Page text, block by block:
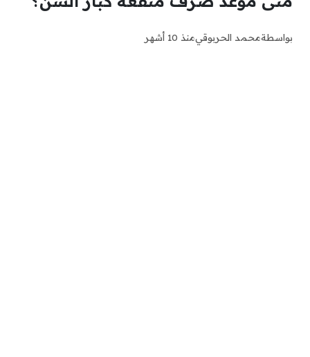
بواسطةمحمد الحربوقيمنذ 10 أشهر